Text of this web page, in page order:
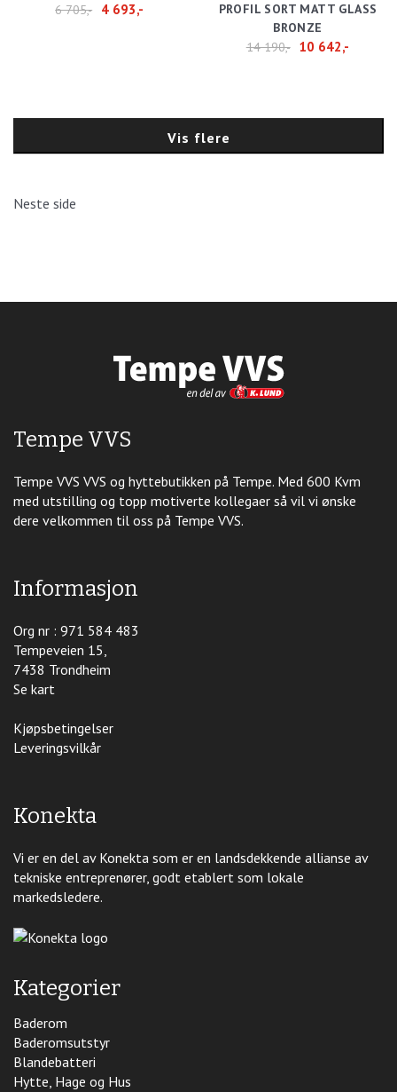
6 705,-
4 693,-
PROFIL SORT MATT GLASS
BRONZE
14 190,- 10 642,-
Vis flere
Neste side
Tempe VVS
Tempe VVS VVS og hyttebutikken på Tempe. Med 600 Kvm
med utstilling og topp motiverte kollegaer så vil vi ønske
dere velkommen til oss på Tempe VVS.
Informasjon
Org nr : 971 584 483
Tempeveien 15,
7438 Trondheim
Se kart
Kjøpsbetingelser
Leveringsvilkår
Konekta
Vi er en del av Konekta som er en landsdekkende allianse av
tekniske entreprenører, godt etablert som lokale
markedsledere.
Kategorier
Baderom
Baderomsutstyr
Blandebatteri
Hytte, Hage og Hus